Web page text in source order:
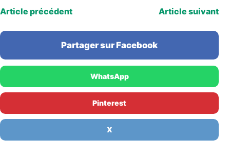
Article précédent Article suivant
Partager sur Facebook
WhatsApp
Pinterest
X